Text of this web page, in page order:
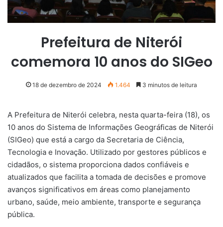
Prefeitura de Niterói
comemora 10 anos do SIGeo
18 de dezembro de 2024 1.464 3 minutos de leitura
A Prefeitura de Niterói celebra, nesta quarta-feira (18), os
10 anos do Sistema de Informações Geográficas de Niterói
(SIGeo) que está a cargo da Secretaria de Ciência,
Tecnologia e Inovação. Utilizado por gestores públicos e
cidadãos, o sistema proporciona dados confiáveis e
atualizados que facilita a tomada de decisões e promove
avanços significativos em áreas como planejamento
urbano, saúde, meio ambiente, transporte e segurança
pública.